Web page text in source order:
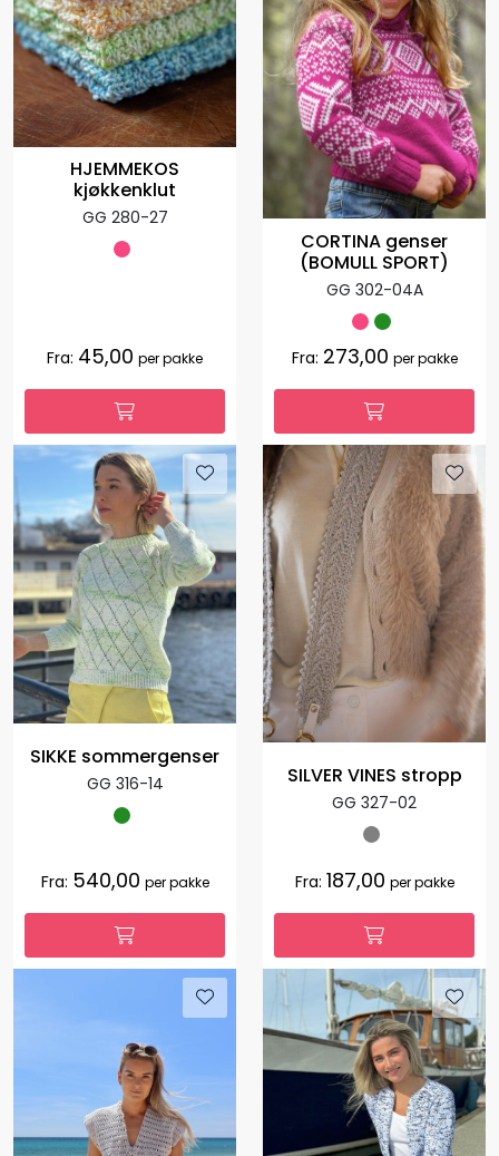
HJEMMEKOS
kjøkkenklut
GG 280-27
Fra: 45,00 per pakke
CORTINA genser
(BOMULL SPORT)
GG 302-04A
Fra: 273,00 per pakke
SIKKE sommergenser
GG 316-14
Fra: 540,00 per pakke
SILVER VINES stropp
GG 327-02
Fra: 187,00 per pakke